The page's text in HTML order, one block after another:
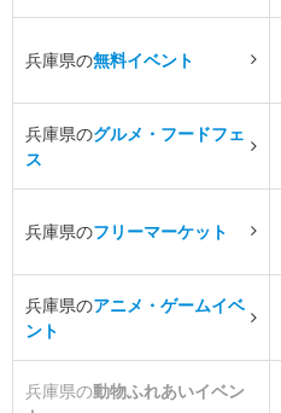
兵庫県の無料イベント
兵庫県のグルメ・フードフェ
ス
兵庫県のフリーマーケット
兵庫県のアニメ・ゲームイベ
ント
兵庫県の動物ふれあいイベン